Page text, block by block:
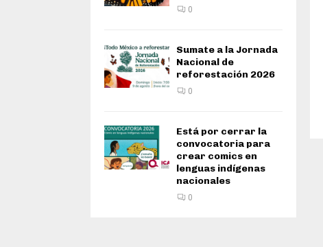
0
Sumate a la Jornada
Nacional de
reforestación 2026
0
Está por cerrar la
convocatoria para
crear comics en
lenguas indígenas
nacionales
0